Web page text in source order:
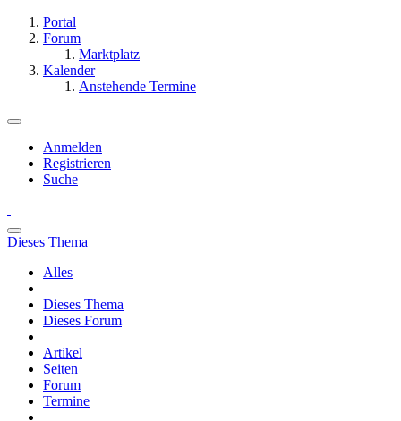
Portal
Forum
Marktplatz
Kalender
Anstehende Termine
Anmelden
Registrieren
Suche
Dieses Thema
Alles
Dieses Thema
Dieses Forum
Artikel
Seiten
Forum
Termine